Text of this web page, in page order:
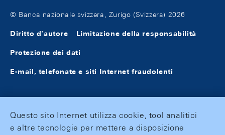
© Banca nazionale svizzera, Zurigo (Svizzera) 2026
Diritto d'autore Limitazione della responsabilità
Protezione dei dati
E-mail, telefonate e siti Internet fraudolenti
Questo sito Internet utilizza cookie, tool analitici
e altre tecnologie per mettere a disposizione